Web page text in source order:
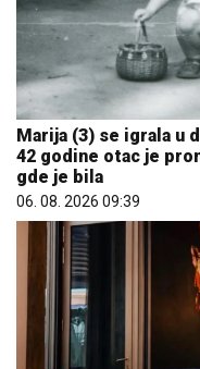
Marija (3) se igrala u
42 godine otac je
gde je bila
06. 08. 2026 09:39